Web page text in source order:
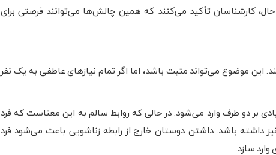
کارشناسان تأکید می‌کنند که همین چالش‌ها می‌توانند فرصتی برای
موضوع می‌تواند مثبت باشد، اما اگر تمام نیازهای عاطفی به یک نفر
بر دو طرف وارد می‌شود. در حالی که روابط سالم به این معناست که فرد
داشته باشد. داشتن دوستان خارج از رابطه زناشویی باعث می‌شود فرد
سازد.